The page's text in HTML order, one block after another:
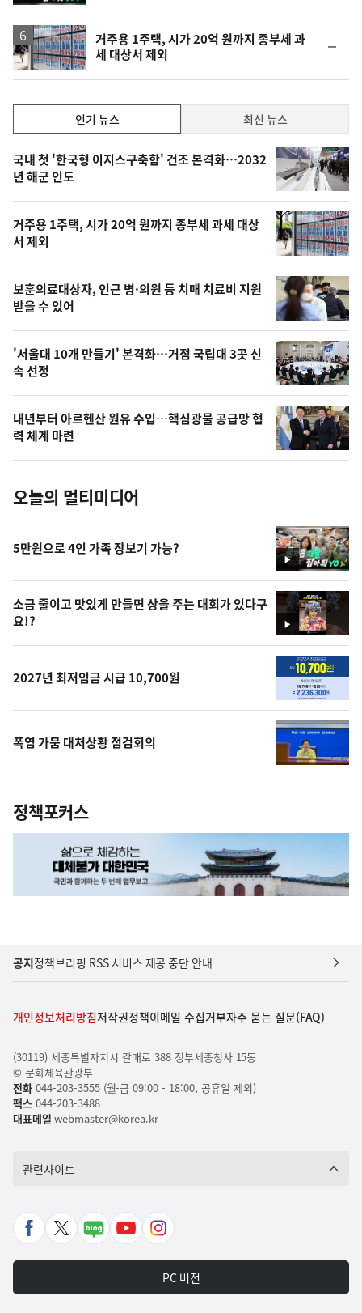
거주용 1주택, 시가 20억 원까지 종부세 과
세 대상서 제외
일
기,
최
신,
오
늘
의
영
상
오
늘
의
사
진
인기 뉴스 최신 뉴스
기
뉴
스
국내 첫 '한국형 이지스구축함' 건조 본격화…2032
년 해군 인도
거주용 1주택, 시가 20억 원까지 종부세 과세 대상
서 제외
보훈의료대상자, 인근 병·의원 등 치매 치료비 지원
받을 수 있어
'서울대 10개 만들기' 본격화…거점 국립대 3곳 신
속 선정
내년부터 아르헨산 원유 수입…핵심광물 공급망 협
력 체계 마련
오늘의 멀티미디어
영
상
5만원으로 4인 가족 장보기 가능?
영
상
소금 줄이고 맛있게 만들면 상을 주는 대회가 있다구
요!?
2027년 최저임금 시급 10,700원
폭염 가뭄 대처상황 점검회의
정책포커스
공지정책브리핑 RSS 서비스 제공 중단 안내
개인정보처리방침저작권정책이메일 수집거부자주 묻는 질문(FAQ)
(30119) 세종특별자치시 갈매로 388 정부세종청사 15동
© 문화체육관광부
전화044-203-3555 (월-금 09:00 - 18:00, 공휴일 제외)
팩스044-203-3488
대표메일 webmaster@korea.kr
관련사이트
페
북
X
가
네
포
유
바
인
타
그
PC 버전